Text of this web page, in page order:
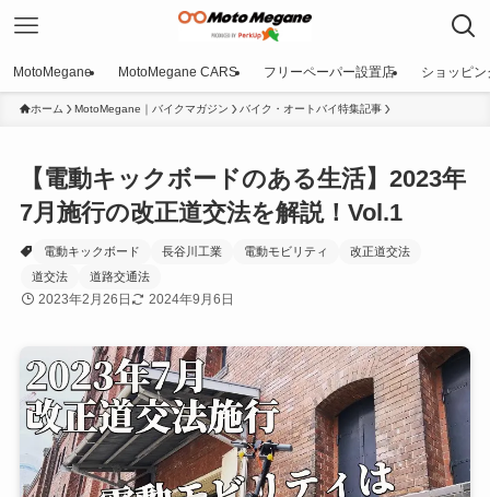
MotoMegane MotoMegane CARS フリーペーパー設置店 ショッピン
ホーム MotoMegane｜バイクマガジン バイク・オートバイ特集記事
【電動キックボードのある生活】2023年
7月施行の改正道交法を解説！Vol.1
電動キックボード 長谷川工業 電動モビリティ
改正道交法
道交法
道路交通法
2023年2月26日 2024年9月6日